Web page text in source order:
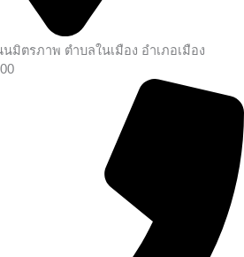
มิตรภาพ ตำบลในเมือง อำเภอเมือง